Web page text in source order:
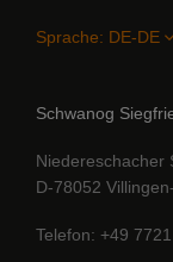
Sprache:
Schwanog
Niedereschacher
D-78052
Telefon +49